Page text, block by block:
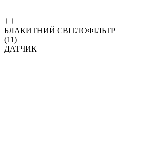
БЛАКИТНИЙ СВІТЛОФІЛЬТР
(11)
ДАТЧИК